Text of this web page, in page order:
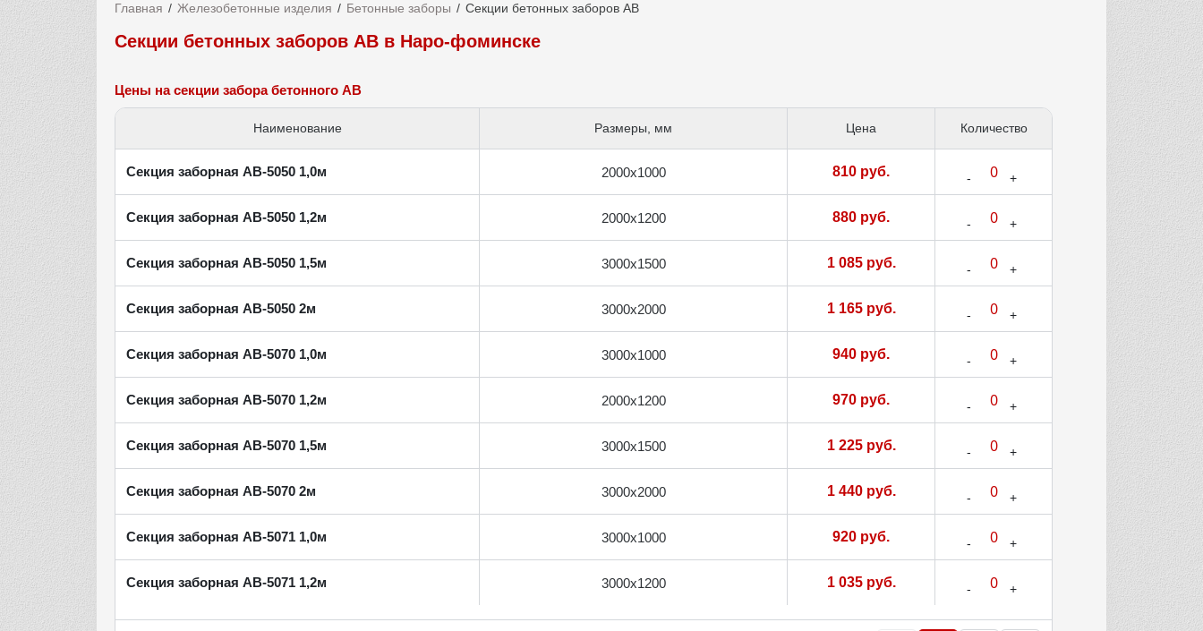
Главная Железобетонные изделия Бетонные заборы Секции бетонных заборов АВ
Секции бетонных заборов АВ в Наро-фоминске
Цены на секции забора бетонного АВ
Наименование Размеры, мм Цена Количество
Секция заборная AB-5050 1,0м 2000​x1000​ 810 руб.
Секция заборная AB-5050 1,2м 2000​x1200​ 880 руб.
Секция заборная AB-5050 1,5м 3000​x1500​ 1 085 руб.
Секция заборная AB-5050 2м 3000​x2000​ 1 165 руб.
Секция заборная AB-5070 1,0м 3000x1000 940 руб.
Секция заборная AB-5070 1,2м 2000​x1200​ 970 руб.
Секция заборная AB-5070 1,5м 3000​x1500​ 1 225 руб.
Секция заборная AB-5070 2м 3000​x2000​ 1 440 руб.
Секция заборная AB-5071 1,0м 3000​x1000​ 920 руб.
Секция заборная AB-5071 1,2м 3000x1200 1 035 руб.